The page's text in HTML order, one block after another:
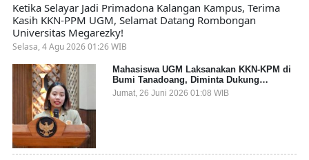
Ketika Selayar Jadi Primadona Kalangan Kampus, Terima
Kasih KKN-PPM UGM, Selamat Datang Rombongan
Universitas Megarezky!
Selasa, 4 Agu 2026 01:26 WIB
Mahasiswa UGM Laksanakan KKN-KPM di
Bumi Tanadoang, Diminta Dukung
Gemerlap dan Beri Solusi pada Persoalan
Sampah Pesisir
Jumat, 26 Juni 2026 01:08 WIB